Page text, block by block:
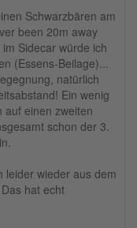
Schwarzbären am
been 20m away
Sidecar würde ich
(Essens-Beilage)...
natürlich
Ein wenig
auf einen zweiten
schon der 3.
leider wieder aus dem
hat echt